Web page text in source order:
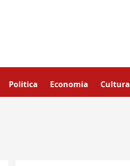
Politica Economia Cultura